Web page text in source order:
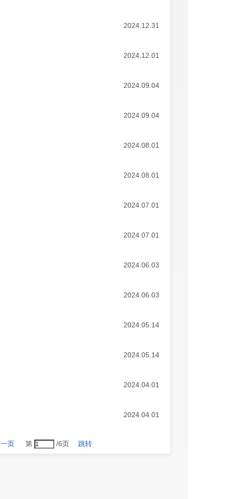
2024.12.31
2024.12.01
2024.09.04
2024.09.04
2024.08.01
2024.08.01
2024.07.01
2024.07.01
2024.06.03
2024.06.03
2024.05.14
2024.05.14
2024.04.01
2024.04.01
页 第 /6页 跳转